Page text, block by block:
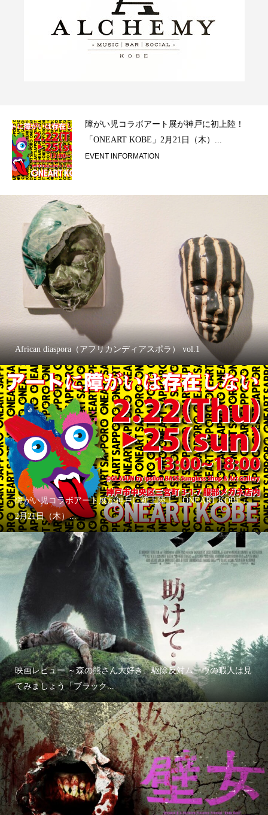
障がい児コラボアート展が神戸に初上陸！
「ONEART KOBE」2月21日（木）...
EVENT INFORMATION
African diaspora（アフリカンディアスポラ） vol.1
障がい児コラボアート展が神戸に初上陸！「ONEART KOBE」
2月21日（木）...
映画レビュー ～森の熊さん大好き、駆除反対ムーヴの暇人は見
てみましょう「ブラック...